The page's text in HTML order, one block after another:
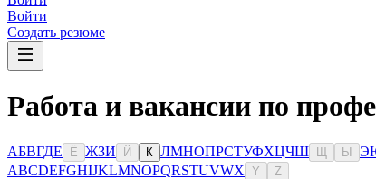
Войти
Создать резюме
Работа и вакансии по
АБВГДЕ Ё ЖЗИ Й К ЛМНОПРСТУФХЦЧШ Ы Э
ABCDEFGHIJKLMNOPQRSTUVWX Y Z